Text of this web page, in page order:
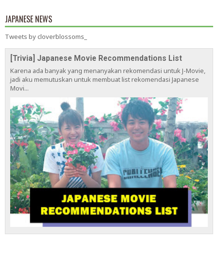
JAPANESE NEWS
Tweets by cloverblossoms_
[Trivia] Japanese Movie Recommendations List
Karena ada banyak yang menanyakan rekomendasi untuk J-Movie,
jadi aku memutuskan untuk membuat list rekomendasi Japanese
Movi...